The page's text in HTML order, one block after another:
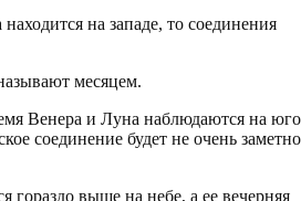
на западе, то соединения
месяцем.
Венера и Луна наблюдаются на
соединение будет не очень заметно
гораздо выше на небе, а ее вечерняя